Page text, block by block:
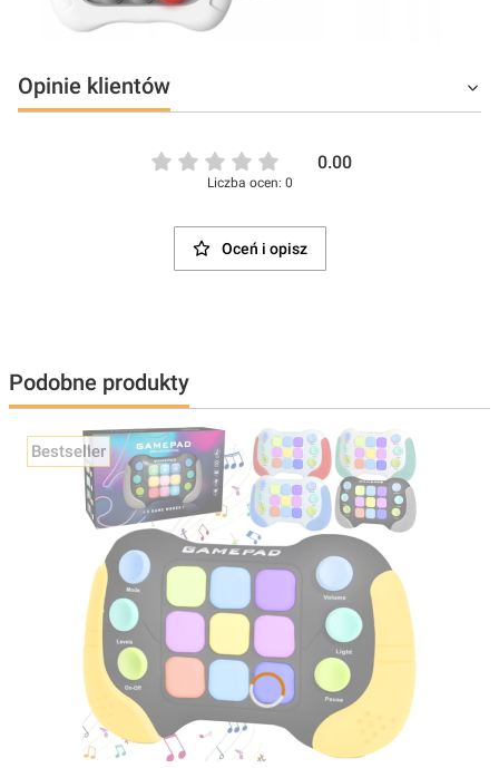
Opinie klientów
0.00
Liczba ocen: 0
Oceń i opisz
Podobne produkty
Bestseller